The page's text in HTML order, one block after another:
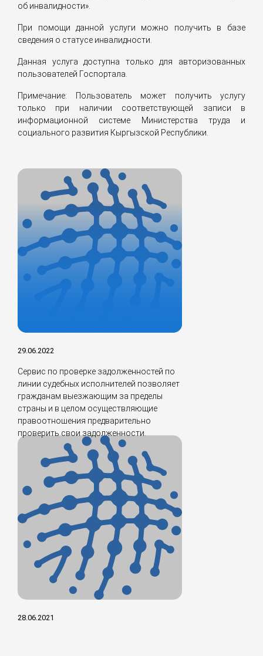
об инвалидности».
При помощи данной услуги можно получить в базе
сведения о статусе инвалидности.
Данная услуга доступна только для авторизованных
пользователей Госпортала.
Примечание: Пользователь может получить услугу
только при наличии соответствующей записи в
информационной системе Министерства труда и
социального развития Кыргызской Республики.
29.06.2022
Сервис по проверке задолженностей по
линии судебных исполнителей позволяет
гражданам выезжающим за пределы
страны и в целом осуществляющие
правоотношения предварительно
проверить свои задолженности.
28.06.2021